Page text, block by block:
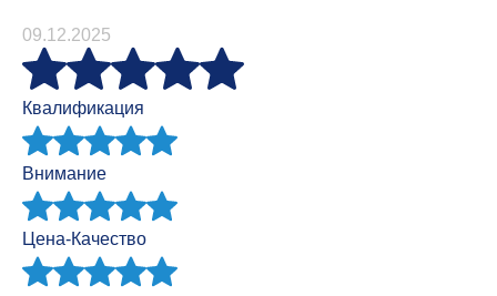
09.12.2025
Квалификация
Внимание
Цена-Качество